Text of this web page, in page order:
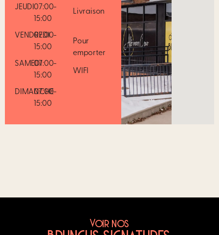
JEUDI07:00-
15:00
VENDREDI
07:00-
15:00
SAMEDI07:00-
15:00
DIMANCHE
07:00-
15:00
Livraison
Pour
emporter
WIFI
Voir nos